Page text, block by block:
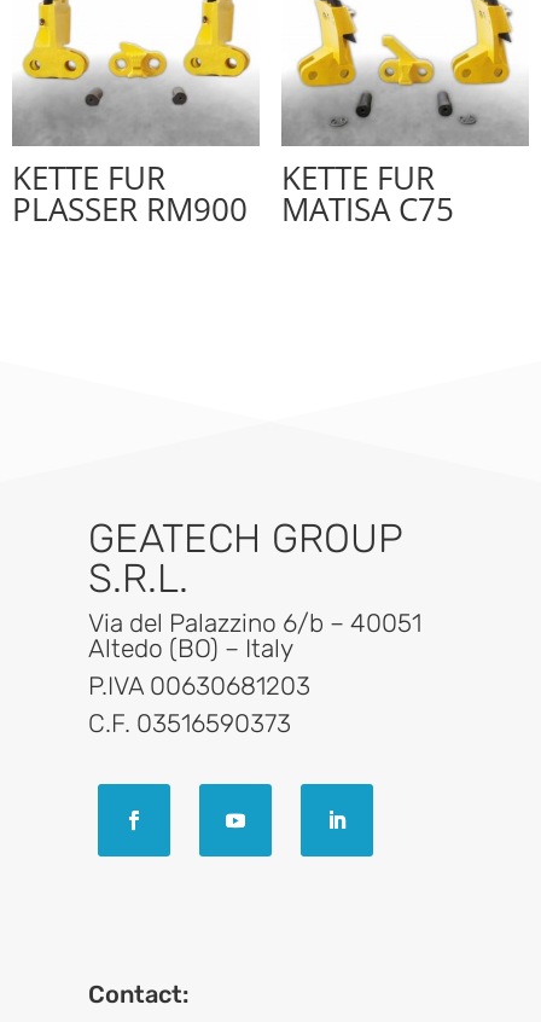
KETTE FUR
PLASSER RM900
KETTE FUR
MATISA C75
GEATECH GROUP
S.R.L.
Via del Palazzino 6/b – 40051
Altedo (BO) – Italy
P.IVA 00630681203
C.F. 03516590373
Contact: